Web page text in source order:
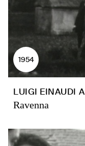
1954
LUIGI EINAUDI
Ravenna